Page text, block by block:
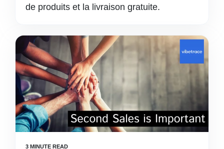
de produits et la livraison gratuite.